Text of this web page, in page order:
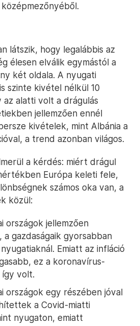
látszik, hogy legalábbis az
élesen elválik egymástól a
két oldala. A nyugati
szinte kivétel nélkül 10
az alatti volt a drágulás
jellemzően ennél
kivételek, mint Albánia a
a trend azonban világos.
a kérdés: miért drágul
Európa keleti fele,
számos oka van, a
közül:
országok jellemzően
gazdaságaik gyorsabban
Emiatt az infláció
ez a koronavírus-
volt.
országok egy részében jóval
a Covid-miatti
nyugaton, emiatt